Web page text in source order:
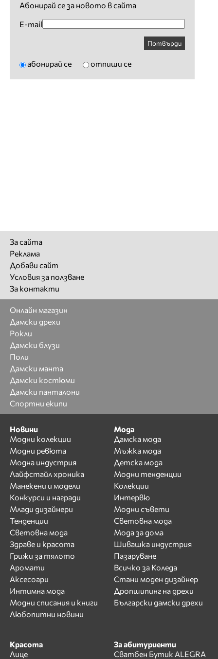
Абонирай се за новото в сайта
E-mail
Потвърди
абонирай се отпиши се
За сайта
Реклама
Добави сайт
Условия за ползване
За контакти
Онлайн магазин
Дамски дрехи
Рокли
Дамски блузи
Поли
Дамски манта
Дамски костюми
Дамски панталони
Спортни екипи
Новини
Модни колекции
Модни ревюта
Модна индустрия
Лайфстайл хроника
Манекени и модели
Конкурси и награди
Млади дизайнери
Тенденции
Световна мода
Здраве и красота
Грижи за тялото
Аромати
Аксесоари
Интимна мода
Модни списания и книги
Любопитни новини
Мода
Дамска мода
Мъжка мода
Детска мода
Модни тенденции
Колекции
Интервю
Модни съвети
Световна мода
Мода за дома
Шивашка индустрия
Пазаруване
Всичко за Коледа
Стани моден дизайнер
Дропшипинг на дрехи
Български дамски дрехи
Красота
Лице
За абитуриенти
Сватбен Бутик ALEGRA